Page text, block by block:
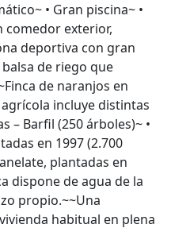
• Gran piscina~ •
comedor exterior,
deportiva con gran
de riego que
de naranjos en
incluye distintas
– Barfil (250 árboles)~ •
en 1997 (2.700
plantadas en
dispone de agua de la
propio.~~Una
habitual en plena